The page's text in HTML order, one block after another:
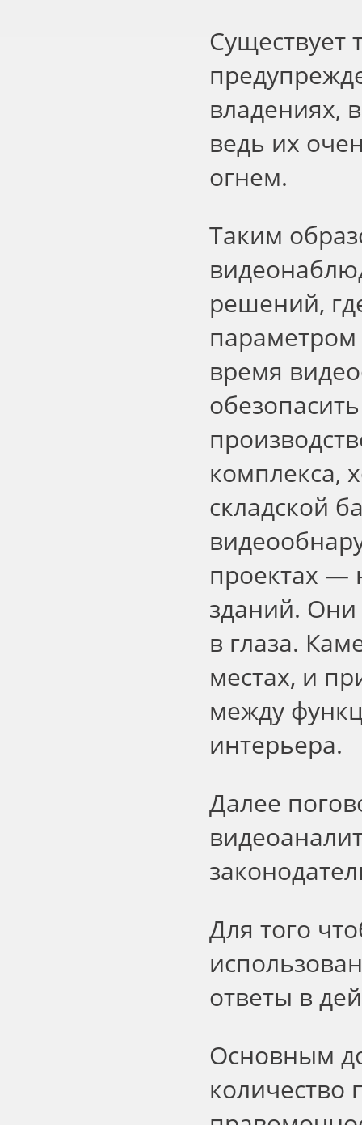
Существует
владениях,
ведь их
огнем.
Таким
решений,
время
комплекса,
складской
проектах —
зданий. Они
в глаза.
местах, и
между
интерьера.
Далее
Для того
ответы в
Основным
количество